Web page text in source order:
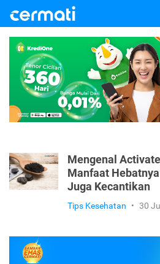
Mengenal
Manfaat
Juga Kecantikan
Tips Kesehatan • 30